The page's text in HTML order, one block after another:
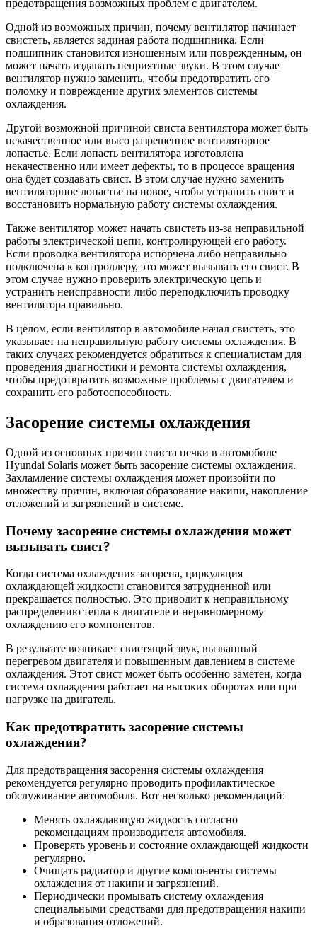
предотвращения возможных проблем с двигателем.
Одной из возможных причин, почему вентилятор начинает
свистеть, является задиная работа подшипника. Если
подшипник становится изношенным или поврежденным, он
может начать издавать неприятные звуки. В этом случае
вентилятор нужно заменить, чтобы предотвратить его
поломку и повреждение других элементов системы
охлаждения.
Другой возможной причиной свиста вентилятора может быть
некачественное или высо разрешенное вентиляторное
лопастье. Если лопасть вентилятора изготовлена
некачественно или имеет дефекты, то в процессе вращения
она будет создавать свист. В этом случае нужно заменить
вентиляторное лопастье на новое, чтобы устранить свист и
восстановить нормальную работу системы охлаждения.
Также вентилятор может начать свистеть из-за неправильной
работы электрической цепи, контролирующей его работу.
Если проводка вентилятора испорчена либо неправильно
подключена к контроллеру, это может вызывать его свист. В
этом случае нужно проверить электрическую цепь и
устранить неисправности либо переподключить проводку
вентилятора правильно.
В целом, если вентилятор в автомобиле начал свистеть, это
указывает на неправильную работу системы охлаждения. В
таких случаях рекомендуется обратиться к специалистам для
проведения диагностики и ремонта системы охлаждения,
чтобы предотвратить возможные проблемы с двигателем и
сохранить его работоспособность.
Засорение системы охлаждения
Одной из основных причин свиста печки в автомобиле
Hyundai Solaris может быть засорение системы охлаждения.
Захламление системы охлаждения может произойти по
множеству причин, включая образование накипи, накопление
отложений и загрязнений в системе.
Почему засорение системы охлаждения может
вызывать свист?
Когда система охлаждения засорена, циркуляция
охлаждающей жидкости становится затрудненной или
прекращается полностью. Это приводит к неправильному
распределению тепла в двигателе и неравномерному
охлаждению его компонентов.
В результате возникает свистящий звук, вызванный
перегревом двигателя и повышенным давлением в системе
охлаждения. Этот свист может быть особенно заметен, когда
система охлаждения работает на высоких оборотах или при
нагрузке на двигатель.
Как предотвратить засорение системы
охлаждения?
Для предотвращения засорения системы охлаждения
рекомендуется регулярно проводить профилактическое
обслуживание автомобиля. Вот несколько рекомендаций:
Менять охлаждающую жидкость согласно
рекомендациям производителя автомобиля.
Проверять уровень и состояние охлаждающей жидкости
регулярно.
Очищать радиатор и другие компоненты системы
охлаждения от накипи и загрязнений.
Периодически промывать систему охлаждения
специальными средствами для предотвращения накипи
и образования отложений.